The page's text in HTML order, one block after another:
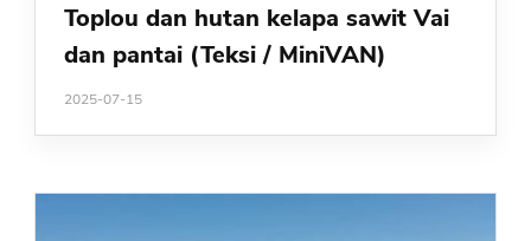
Toplou dan hutan kelapa sawit Vai
dan pantai (Teksi / MiniVAN)
2025-07-15